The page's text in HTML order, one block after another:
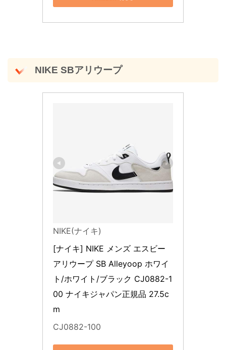
NIKE SBアリウープ
NIKE(ナイキ)
[ナイキ] NIKE メンズ エスビー
アリウープ SB Alleyoop ホワイ
ト/ホワイト/ブラック CJ0882-1
00 ナイキジャパン正規品 27.5c
m
CJ0882-100